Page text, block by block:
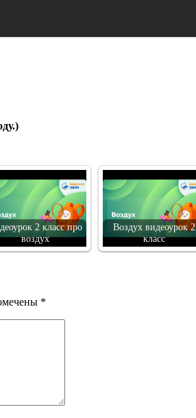
2 класс про
воздух
Воздух видеоурок 2
класс
*